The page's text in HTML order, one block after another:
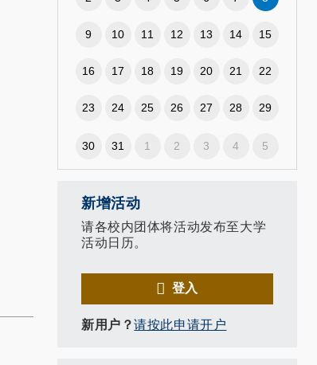
9 10 11 12 13 14 15
16 17 18 19 20 21 22
23 24 25 26 27 28 29
30 31 1 2 3 4 5
新增活动
请各校内团体将活动发布至大学
活动日历。
登入
新用户？请按此申请开户